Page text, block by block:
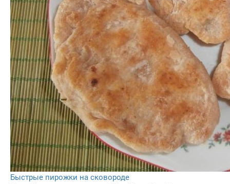
Быстрые пирожки на сковороде